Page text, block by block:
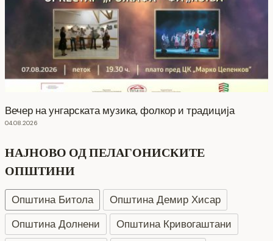
Вечер на унгарската музика, фолкор и традиција
04.08.2026
НАЈНОВО ОД ПЕЛАГОНИСКИТЕ
ОПШТИНИ
Општина Битола
Општина Демир Хисар
Општина Долнени
Општина Кривогаштани